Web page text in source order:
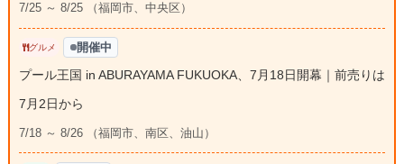
7/25 ～ 8/25 （福岡市、中央区）
グルメ 開催中
プール王国 in ABURAYAMA FUKUOKA、7月18日開幕｜前売りは
7月2日から
7/18 ～ 8/26 （福岡市、南区、油山）